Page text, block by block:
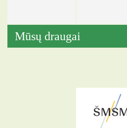
Mūsų draugai